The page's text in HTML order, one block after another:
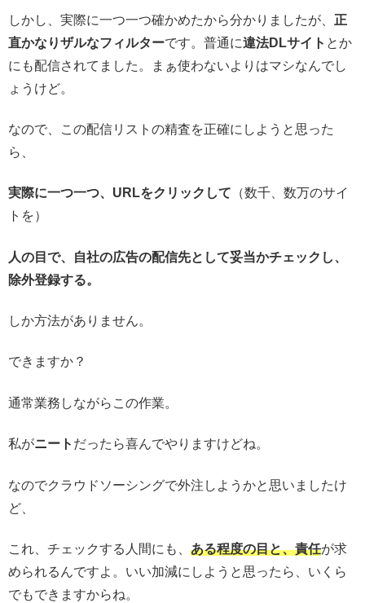
しかし、実際に一つ一つ確かめたから分かりましたが、 正
直かなりザルなフィルターです。普通に違法DLサイト とか
にも配信されてました。まぁ使わないよりはマシなんでし
ょうけど。
なので、この配信リストの精査を正確にしようと思った
ら、
実際に一つ一つ、URLをクリックして （数千、数万のサイ
トを）
人の目で、自社の広告の配信先として妥当かチェックし、
除外登録する。
しか方法がありません。
できますか？
通常業務しながらこの作業。
私がニート だったら喜んでやりますけどね。
なのでクラウドソーシングで外注しようかと思いましたけ
ど、
これ、チェックする人間にも、 ある程度の目と、責任が求
められるんですよ。いい加減にしようと思ったら、いくら
でもできますからね。